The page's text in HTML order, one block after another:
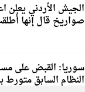
صواريخ قال إنها
سوريا: القبض على
النظام السابق